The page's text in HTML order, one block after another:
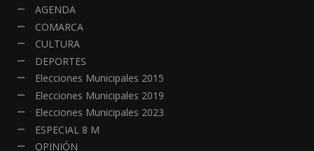
AGENDA
COMARCA
CULTURA
DEPORTES
Elecciones Municipales 2015
Elecciones Municipales 2019
Elecciones Municipales 2023
ESPECIAL 8 M
OPINIÓN